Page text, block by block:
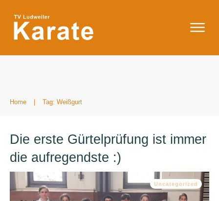
Home | Tag: Weißgurt
Die erste Gürtelprüfung ist immer
die aufregendste :)
Uncategorized